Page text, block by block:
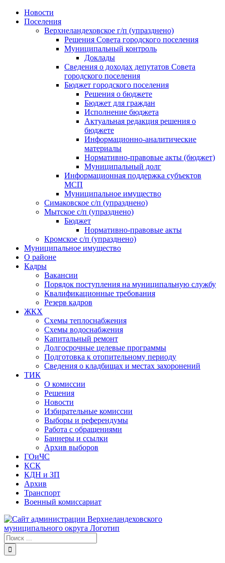
Skip
Новости
Поселения
Верхнеландеховское г/п (упразднено)
Решения Совета городского поселения
Муниципальный контроль
Доклады
Сведения о доходах депутатов Совета
городского поселения
Бюджет городского поселения
Решения о бюджете
Бюджет для граждан
Исполнение бюджета
Актуальная редакция решения о
бюджете
Информационно-аналитические
материалы
Нормативно-правовые акты (бюджет)
Муниципальный долг
Информационная поддержка субъектов
МСП
Муниципальное имущество
Симаковское с/п (упразднено)
Мытское с/п (упразднено)
Бюджет
Нормативно-правовые акты
Кромское с/п (упразднено)
Муниципальное имущество
О районе
Кадры
Вакансии
Порядок поступления на муниципальную службу
Квалификационные требования
Резерв кадров
ЖКХ
Схемы теплоснабжения
Схемы водоснабжения
Капитальный ремонт
Долгосрочные целевые программы
Подготовка к отопительному периоду
Сведения о кладбищах и местах захоронений
ТИК
О комиссии
Решения
Новости
Избирательные комиссии
Выборы и референдумы
Работа с обращениями
Баннеры и ссылки
Архив выборов
ГОиЧС
КСК
КДН и ЗП
Архив
Транспорт
Военный комиссариат
Результат
поиска: